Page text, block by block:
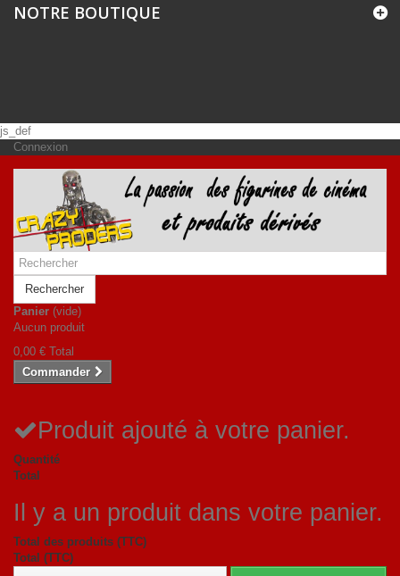
NOTRE BOUTIQUE
js_def
Connexion
Rechercher
Panier (vide)
Aucun produit
0,00 € Total
Commander
Produit ajouté à votre panier.
Quantité
Total
Il y a un produit dans votre panier.
Total des produits (TTC)
Total (TTC)